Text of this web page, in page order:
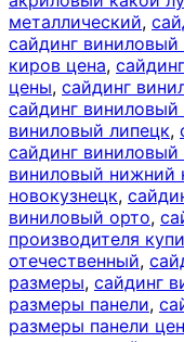
металлический,
сайдинг виниловый
киров цена,
цены, сайдинг
сайдинг виниловый
виниловый липецк,
сайдинг
виниловый нижний
новокузнецк,
виниловый орто,
производителя
отечественный,
размеры, сайдинг
размеры панели,
размеры панели